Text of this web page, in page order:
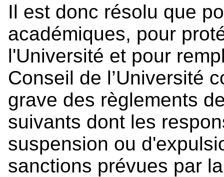
Il est donc résolu que
académiques, pour
l'Université et pour
Conseil de l’Université
grave des règlements
suivants dont les
suspension ou
sanctions prévues par